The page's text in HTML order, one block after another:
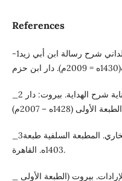
References
-1الأزهري، صالح عبدالسميع الآبي. الثمر الداني شرح رسالة ابن أبي زيد
_2 البابرتي، محمد بن محمد بن محمود. العناية شرح الهداية. بيروت: دار
_3البخاري، محمد بن إسماعيل. صحيح البخاري. المطبعة السلفية طبعة
1403ه. القاهرة.